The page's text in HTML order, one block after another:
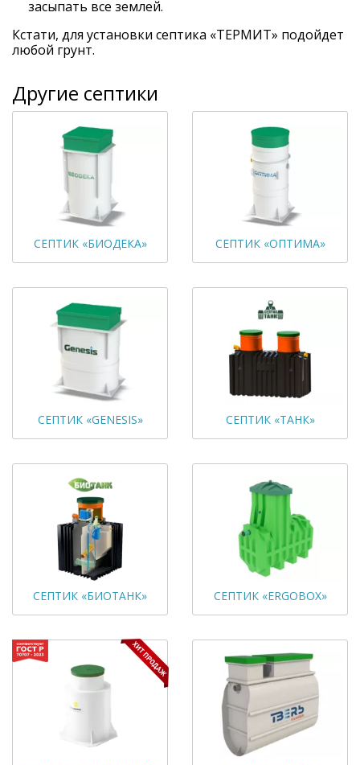
засыпать все землей.
Кстати, для установки септика «ТЕРМИТ» подойдет
любой грунт.
Другие септики
СЕПТИК «БИОДЕКА» СЕПТИК «ОПТИМА»
СЕПТИК «GENESIS» СЕПТИК «ТАНК»
СЕПТИК «БИОТАНК» СЕПТИК «ERGOBOX»